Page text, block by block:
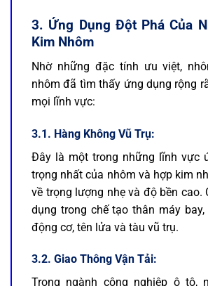
3. Ứng Dụng Đột Phá Của
Kim Nhôm
Nhờ những đặc tính ưu việt,
nhôm đã tìm thấy ứng dụng rộng
mọi lĩnh vực:
3.1. Hàng Không Vũ Trụ:
Đây là một trong những lĩnh vực
trọng nhất của nhôm và hợp kim
về trọng lượng nhẹ và độ bền cao.
dụng trong chế tạo thân máy bay,
động cơ, tên lửa và tàu vũ trụ.
3.2. Giao Thông Vận Tải:
Trong ngành công nghiệp ô tô,